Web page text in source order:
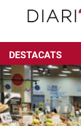
DESTACATS